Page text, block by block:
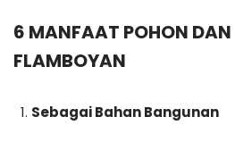
6 MANFAAT POHON
FLAMBOYAN
Sebagai Bahan Bangunan